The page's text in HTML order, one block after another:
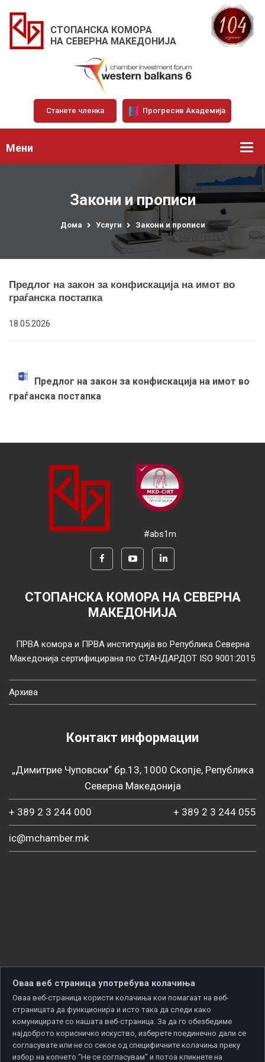
СТОПАНСКА КОМОРА
НА СЕВЕРНА МАКЕДОНИЈА
Станете членка Прогресив Академија
Мени
Закони и прописи
Дома Услуги Закони и прописи
Предлог на закон за конфискација на имот во
граѓанска постапка
18.05.2026
Предлог на закон за конфискација на имот во
граѓанска постапка
#abs1m
СТОПАНСКА КОМОРА НА СЕВЕРНА
МАКЕДОНИЈА
ПРВА комора и ПРВА институција во Република Северна
Македонија сертифицирана по СТАНДАРДОТ ISO 9001:2015
Архива
Контакт информации
„Димитрие Чуповски“ бр.13, 1000 Скопје, Република
Северна Македонија
+ 389 2 3 244 000 + 389 2 3 244 055
ic@mchamber.mk
Оваа веб страница употребува колачиња
Оваа веб-страница користи колачиња кои помагаат на веб-
страницата да функционира и исто така да следи како
комуницирате со нашата веб-страница. За да го обезбедиме
најдоброто корисничко искуство, изберете поединечно дали се
согласувате или не со секое од специфичните колачиња преку
избор на копчето "Не се согласувам" и потоа кликнете на